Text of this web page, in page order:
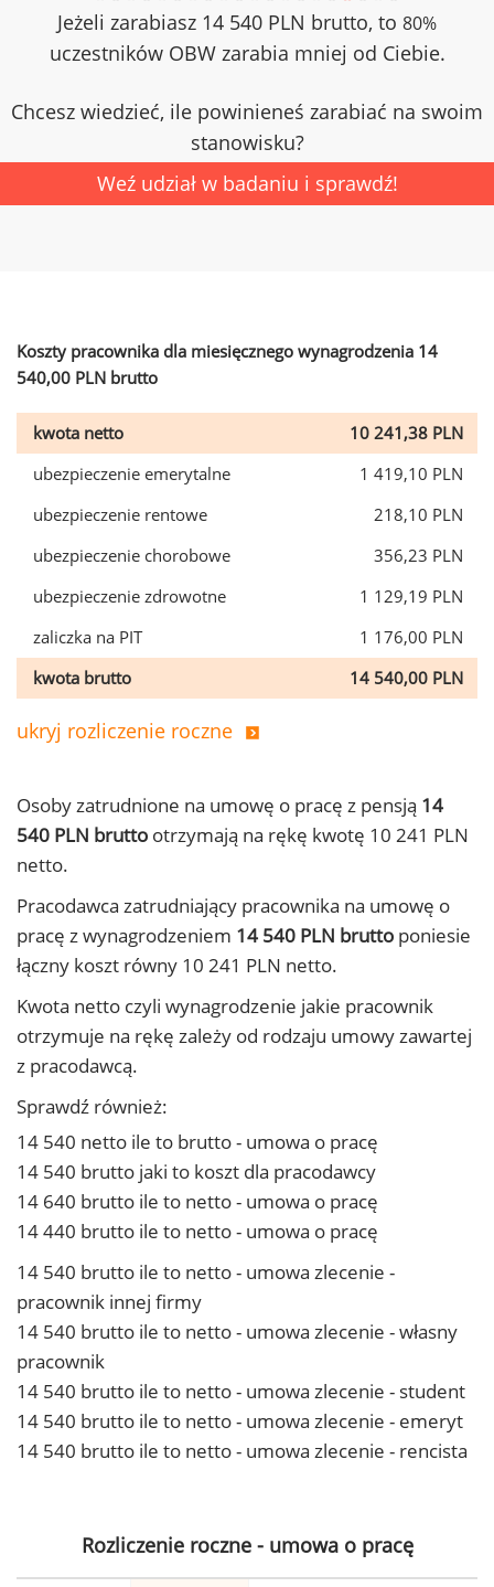
Jeżeli zarabiasz 14 540 PLN brutto, to 80%
uczestników OBW zarabia mniej od Ciebie.
Chcesz wiedzieć, ile powinieneś zarabiać na swoim
stanowisku?
Weź udział w badaniu i sprawdź!
Koszty pracownika dla miesięcznego wynagrodzenia 14
540,00 PLN brutto
kwota netto
10 241,38 PLN
ubezpieczenie emerytalne
1 419,10 PLN
ubezpieczenie rentowe
218,10 PLN
ubezpieczenie chorobowe
356,23 PLN
ubezpieczenie zdrowotne
1 129,19 PLN
zaliczka na PIT
1 176,00 PLN
kwota brutto
14 540,00 PLN
ukryj rozliczenie roczne
Osoby zatrudnione na umowę o pracę z pensją 14
540 PLN brutto otrzymają na rękę kwotę 10 241 PLN
netto.
Pracodawca zatrudniający pracownika na umowę o
pracę z wynagrodzeniem 14 540 PLN brutto poniesie
łączny koszt równy 10 241 PLN netto.
Kwota netto czyli wynagrodzenie jakie pracownik
otrzymuje na rękę zależy od rodzaju umowy zawartej
z pracodawcą.
Sprawdź również:
14 540 netto ile to brutto - umowa o pracę
14 540 brutto jaki to koszt dla pracodawcy
14 640 brutto ile to netto - umowa o pracę
14 440 brutto ile to netto - umowa o pracę
14 540 brutto ile to netto - umowa zlecenie -
pracownik innej firmy
14 540 brutto ile to netto - umowa zlecenie - własny
pracownik
14 540 brutto ile to netto - umowa zlecenie - student
14 540 brutto ile to netto - umowa zlecenie - emeryt
14 540 brutto ile to netto - umowa zlecenie - rencista
Rozliczenie roczne - umowa o pracę